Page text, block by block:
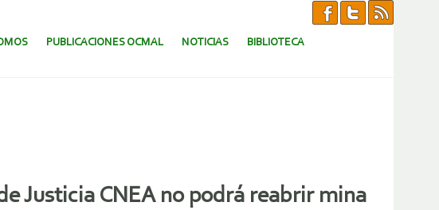
PUBLICACIONES OCMAL NOTICIAS BIBLIOTECA
Justicia CNEA no podrá reabrir mina